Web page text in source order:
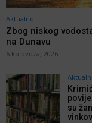
Aktualno
Zbog niskog
na Dunavu
6 kolovoza, 2026
su